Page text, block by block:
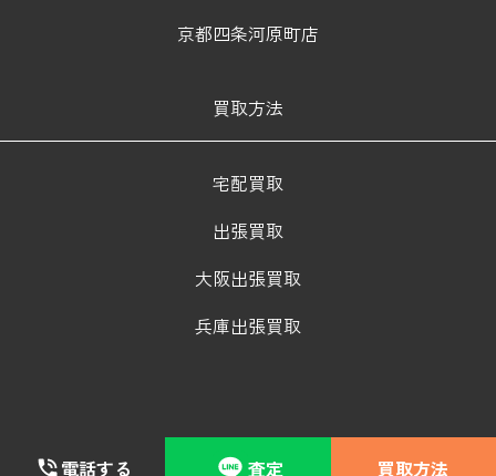
電話する 査定 買取方法
京都四条河原町店
買取方法
宅配買取
出張買取
大阪出張買取
兵庫出張買取